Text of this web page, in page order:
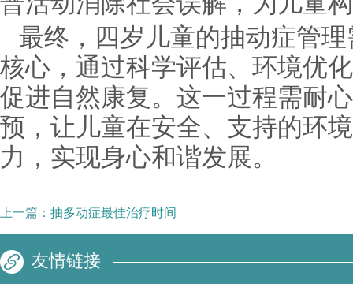
最终，四岁儿童的抽动症管
核心，通过科学评估、环境优
促进自然康复。这一过程需耐
预，让儿童在安全、支持的环
力，实现身心和谐发展。
上一篇： 抽多动症最佳治疗时间
友情链接